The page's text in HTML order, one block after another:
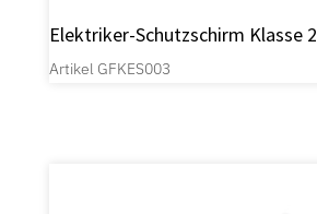
Elektriker-Schutzschirm Klasse 2
Artikel GFKES003